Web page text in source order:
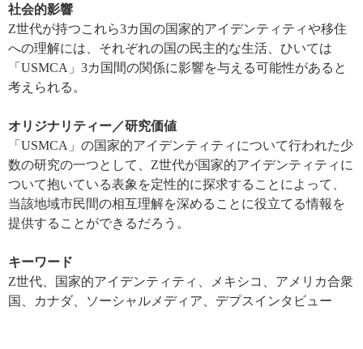
社会的影響
Z世代が持つこれら3カ国の国家的アイデンティティや移住
への理解には、それぞれの国の民主的な生活、ひいては
「 USMCA 」 3カ国間の関係に影響を与える可能性があると
考えられる。
オリジナリティー／研究価値
「 USMCA 」の国家的アイデンティティについて行われた少
数の研究の一つとして、 Z世代が国家的アイデンティティに
ついて抱いている表象を定性的に探求することによって、
当該地域市民間の相互理解を深めることに役立てる情報を
提供することができるだろう。
キーワード
Z世代、国家的アイデンティティ、メキシコ、アメリカ合衆
国、カナダ、ソーシャルメディア、 デプスインタビュー